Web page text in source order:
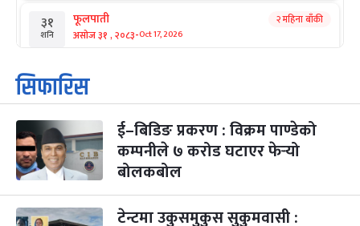
३१
शनि
फूलपाती
असोज ३१ , २०८३-Oct 17, 2026
२ महिना बाँकी
१
आइत
कार्तिक सङ्क्रान्ति
कार्तिक १, २०८३
३
मंगल
महानवमी
कार्तिक ३, २०८३-Oct 20, 2026
२ महिना बाँकी
४
सिफारिस
ई–बिडिङ प्रकरण : विक्रम पाण्डेको
कम्पनीले ७ करोड घटाएर फेर्‍यो
बोलकबोल
टेन्टमा उकुसमुकुस सुकुमवासी :